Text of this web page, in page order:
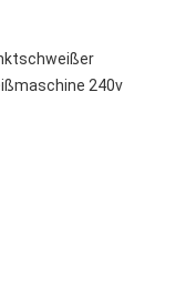
240v